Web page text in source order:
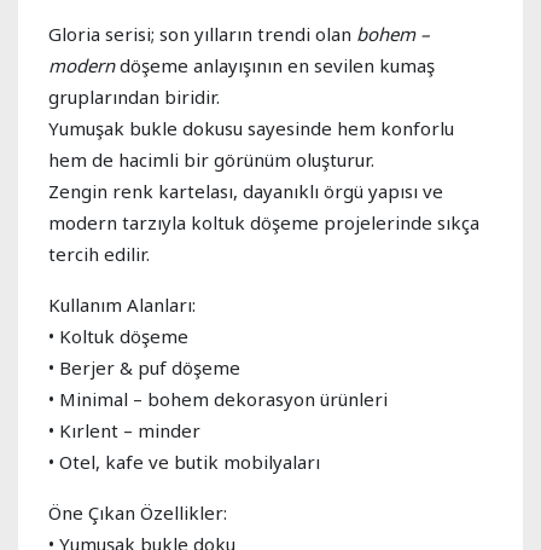
Gloria serisi; son yılların trendi olan bohem –
moderndöşeme anlayışının en sevilen kumaş
gruplarından biridir.
Yumuşak bukle dokusu sayesinde hem konforlu
hem de hacimli bir görünüm oluşturur.
Zengin renk kartelası, dayanıklı örgü yapısı ve
modern tarzıyla koltuk döşeme projelerinde sıkça
tercih edilir.
Kullanım Alanları:
• Koltuk döşeme
• Berjer & puf döşeme
• Minimal – bohem dekorasyon ürünleri
• Kırlent – minder
• Otel, kafe ve butik mobilyaları
Öne Çıkan Özellikler:
• Yumuşak bukle doku